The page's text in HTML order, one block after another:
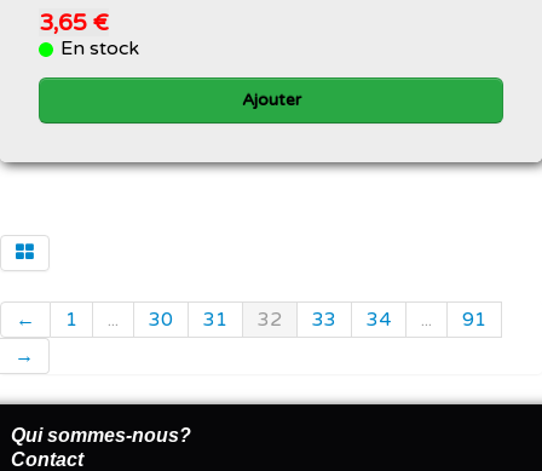
3,65 €
En stock
Ajouter
← 1 ... 30 31 32 33 34 ...
91
→
Qui sommes-nous?
Contact